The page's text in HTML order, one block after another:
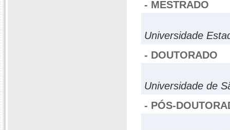
- MESTRADO
Universidade
- DOUTORADO
Universidade de
- PÓS-